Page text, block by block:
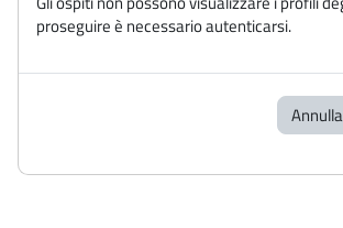
proseguire è necessario autenticarsi.
Annulla